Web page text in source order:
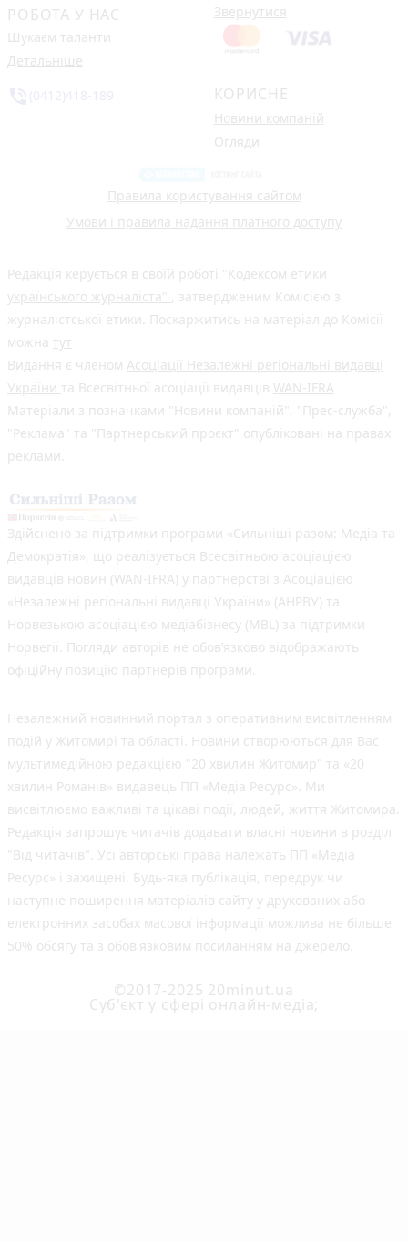
РОБОТА У НАС
Шукаєм таланти
Детальніше
Звернутися
КОРИСНЕ
Новини компаній
Огляди
Правила користування сайтом
Умови і правила надання платного доступу
Редакція керується в своїй роботі "Кодексом етики
українського журналіста"
, затвердженим Комісією з
журналістської етики. Поскаржитись на матеріал до Комісії
можна тут
Видання є членом Асоціації Незалежні регіональні видавці
України та Всесвітньої асоціації видавців WAN-IFRA
Матеріали з позначками "Новини компаній", "Прес-служба",
"Реклама" та "Партнерський проєкт" опубліковані на правах
реклами.
Здійснено за підтримки програми «Сильніші разом: Медіа та
Демократія», що реалізується Всесвітньою асоціацією
видавців новин (WAN-IFRA) у партнерстві з Асоціацією
«Незалежні регіональні видавці України» (АНРВУ) та
Норвезькою асоціацією медіабізнесу (MBL) за підтримки
Норвегії. Погляди авторів не обов’язково відображають
офіційну позицію партнерів програми.
Незалежний новинний портал з оперативним висвітленням
подій у Житомирі та області. Новини створюються для Вас
мультимедійною редакцією "20 хвилин Житомир" та «20
хвилин Романів» видавець ПП «Медіа Ресурс». Ми
висвітлюємо важливі та цікаві події, людей, життя Житомира.
Редакція запрошує читачів додавати власні новини в розділ
"Від читачів". Усі авторські права належать ПП «Медіа
Ресурс» і захищені. Будь-яка публiкацiя, передрук чи
наступне поширення матеріалів сайту у друкованих або
електронних засобах масової інформації можлива не більше
50% обсягу та з обов'язковим посиланням на джерело.
©2017-2025 20minut.ua
Cуб'єкт у сфері онлайн-медіа;